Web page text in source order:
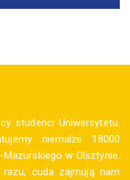
studenci Uniwersytetu.
niemalże 18000
w Olsztynie.
razu, cuda zajmują nam